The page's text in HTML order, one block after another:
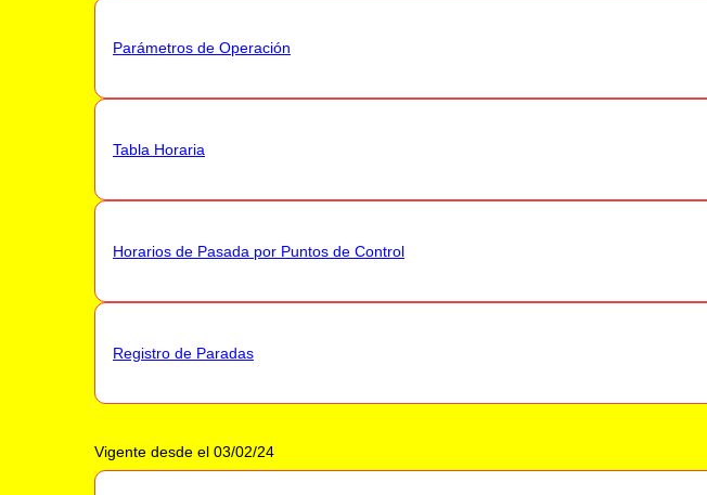
Parámetros de Operación
Tabla Horaria
Horarios de Pasada por Puntos de Control
Registro de Paradas
Vigente desde el 03/02/24